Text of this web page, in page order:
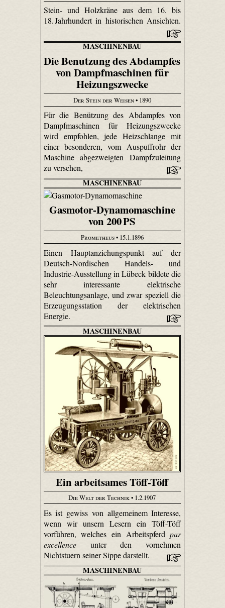
Stein- und Holzkräne aus dem 16. bis
18. Jahrhundert in historischen Ansichten.
MASCHINENBAU
Die Benutzung des Abdampfes
von Dampfmaschinen für
Heizungszwecke
Der Stein der Weisen• 1890
Für die Benützung des Abdampfes von
Dampfmaschinen für Heizungszwecke
wird empfohlen, jede Heizschlange mit
einer besonderen, vom Auspuffrohr der
Maschine abgezweigten Dampfzuleitung
zu versehen,
MASCHINENBAU
Gasmotor-Dynamomaschine
von 200 PS
Prometheus• 15.1.1896
Einen Hauptanziehungspunkt auf der
Deutsch-Nordischen Handels- und
Industrie-Ausstellung in Lübeck bildete die
sehr interessante elektrische
Beleuchtungsanlage, und zwar speziell die
Erzeugungsstation der elektrischen
Energie.
MASCHINENBAU
Ein arbeitsames Töff-Töff
Die Welt der Technik• 1.2.1907
Es ist gewiss von allgemeinem Interesse,
wenn wir unsern Lesern ein Töff-Töff
vorführen, welches ein Arbeitspferdpar
excellenceunter den vornehmen
Nichtstuern seiner Sippe darstellt.
MASCHINENBAU